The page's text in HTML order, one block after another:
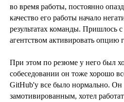
во время работы, постоянно
качество его работы начало
результатах команды. Пришлось с
агентством активировать опцию
При этом по резюме у него был
собеседовании он тоже хорошо
GitHub'у все было нормально. Он
замотивированным, хотел